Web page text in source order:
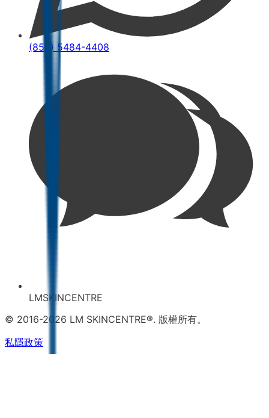
(852) 5484-4408
LMSKINCENTRE
© 2016-2026 LM SKINCENTRE®. 版權所有。
私隱政策